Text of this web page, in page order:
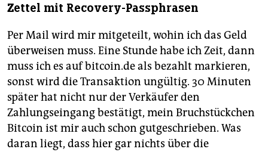
Zettel mit Recovery-Passphrasen
Per Mail wird mir mitgeteilt, wohin ich das Geld
überweisen muss. Eine Stunde habe ich Zeit, dann
muss ich es auf bitcoin.de als bezahlt markieren,
sonst wird die Transaktion ungültig. 30 Minuten
später hat nicht nur der Verkäufer den
Zahlungseingang bestätigt, mein Bruchstückchen
Bitcoin ist mir auch schon gutgeschrieben. Was
daran liegt, dass hier gar nichts über die